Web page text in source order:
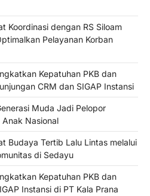
Koordinasi dengan RS Siloam
Pelayanan Korban
Kepatuhan PKB dan
CRM dan SIGAP Instansi
Muda Jadi Pelopor
Anak Nasional
Budaya Tertib Lalu Lintas melalui
di Sedayu
Kepatuhan PKB dan
Instansi di PT Kala Prana